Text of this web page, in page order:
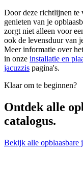
Door deze richtlijnen te
genieten van je
zorgt niet alleen voor
ook de levensduur van
Meer informatie over
in onze installatie en
jacuzzis pagina's.
Klaar om te beginnen?
Ontdek alle
catalogus.
Bekijk alle opblaasbare